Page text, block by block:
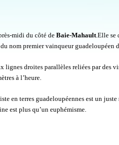
midi du côté de Baie-Mahault.Elle se
nom premier vainqueur guadeloupéen
droites parallèles reliées par des
à l’heure.
en terres guadeloupéennes est un
est plus qu’un euphémisme.